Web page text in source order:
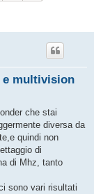
e multivision
che stai
diversa da
quindi non
di
di Mhz, tanto
sono vari risultati